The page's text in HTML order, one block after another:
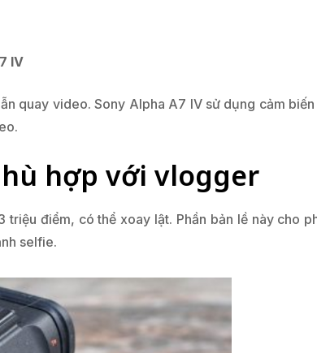
IV
quay video. Sony Alpha A7 IV sử dụng cảm
hợp với vlogger
điểm, có thể xoay lật. Phần bản lề này cho
selfie.